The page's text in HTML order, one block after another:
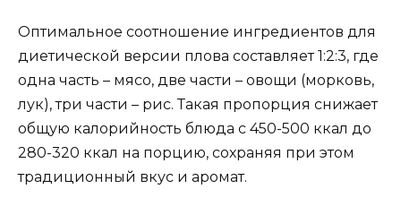
Оптимальное соотношение ингредиентов для
диетической версии плова составляет 1:2:3, где
одна часть – мясо, две части – овощи (морковь,
лук), три части – рис. Такая пропорция снижает
общую калорийность блюда с 450-500 ккал до
280-320 ккал на порцию, сохраняя при этом
традиционный вкус и аромат.